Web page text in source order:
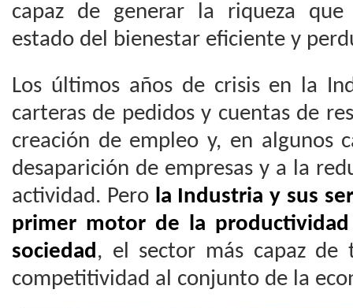
capaz de generar la riqueza
estado del bienestar eficiente y
Los últimos años de crisis en la
carteras de pedidos y cuentas de
creación de empleo y, en algunos
desaparición de empresas y a la
actividad. Pero la Industria y sus
primer motor de la
sociedad, el sector más capaz de
competitividad al conjunto de la